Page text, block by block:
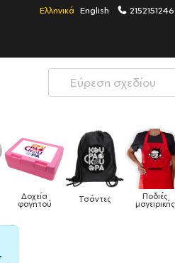
Ελληνικά English 2152151246
Τσάντες Ποδιές
μαγειρικής Mousepad